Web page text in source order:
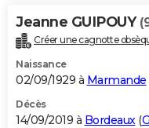
Jeanne GUIPOUY
Créer une cagnotte
Naissance
02/09/1929 à Marmande
Décès
14/09/2019 à Bordeaux(